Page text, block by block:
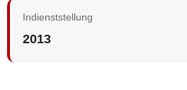
Indienststellung
2013